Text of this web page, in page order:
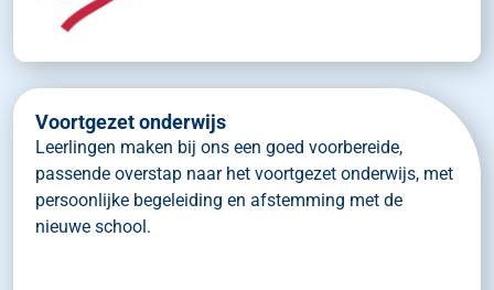
Voortgezet onderwijs
Leerlingen maken bij ons een goed voorbereide,
passende overstap naar het voortgezet onderwijs, met
persoonlijke begeleiding en afstemming met de
nieuwe school.